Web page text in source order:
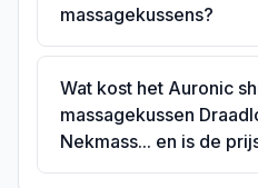
massagekussens?
Wat kost het Auronic
massagekussen
Nekmass... en is de